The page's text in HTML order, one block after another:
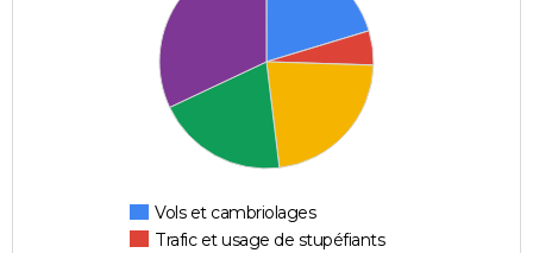
Vols et cambriolages
Trafic et usage de stupéfiants